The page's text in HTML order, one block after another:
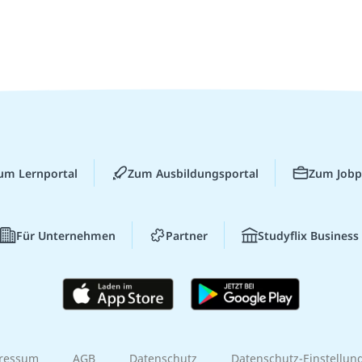
Lernportal Zum Ausbildungsportal Zum
Für Unternehmen Partner Studyflix Business
AGB Datenschutz Datenschutz-